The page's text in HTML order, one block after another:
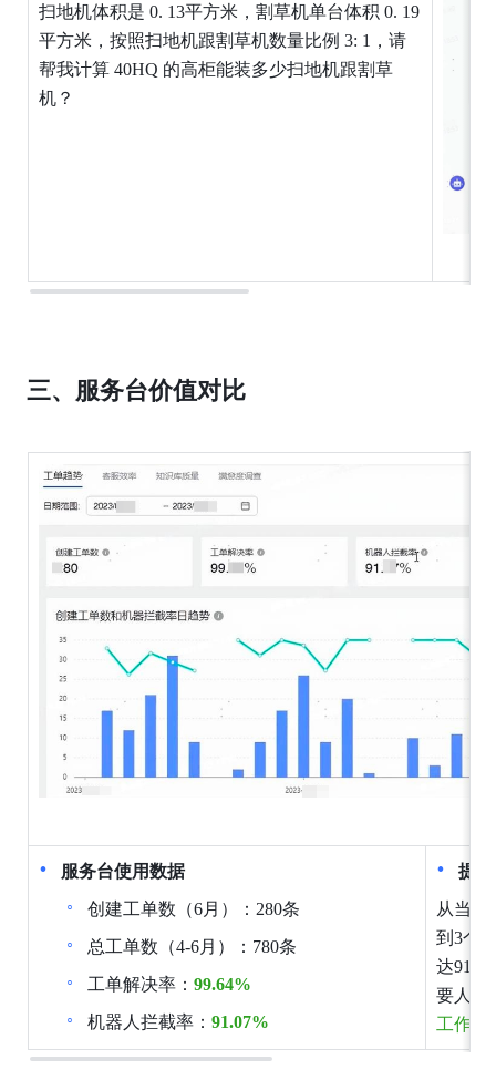
扫地机体积是 0. 13平方米，割草机单台体积 0. 19
平方米，按照扫地机跟割草机数量比例 3: 1，请
帮我计算 40HQ 的高柜能装多少扫地机跟割草
机？
三、服务台价值对比
服务台使用数据
创建工单数（6月）：280条
总工单数（4-6月）：780条
工单解决率： 99.64%
机器人拦截率： 91.07%
提
从当前
到3个
达
要人工
工作